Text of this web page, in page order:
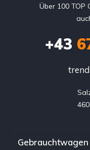
Über 100
+43
Gebrauchtwagen